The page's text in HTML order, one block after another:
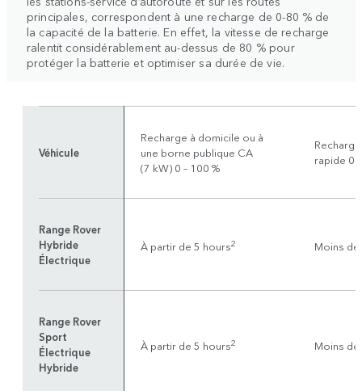
principales, correspondent à une recharge de 0-80 % de
la capacité de la batterie. En effet, la vitesse de recharge
ralentit considérablement au-dessus de 80 % pour
protéger la batterie et optimiser sa durée de vie.
Véhicule
Recharge à domicile ou à
une borne publique CA
(7 kW) 0 – 100 %
rapide 0
Range Rover
Hybride
Électrique
À partir de 5 hours2 Moins
Range Rover
Sport
Électrique
Hybride
À partir de 5 hours2 Moins